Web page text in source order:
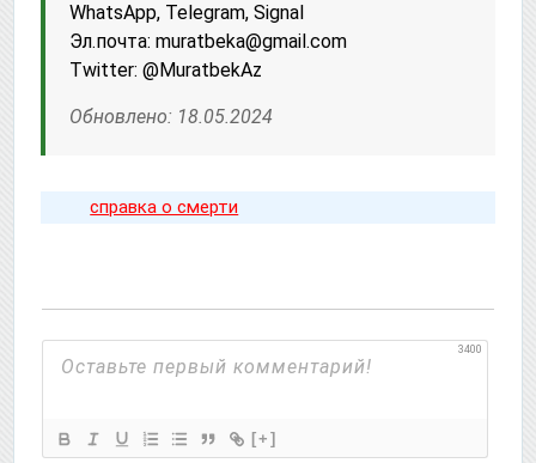
WhatsApp, Telegram, Signal
Эл.почта: muratbeka@gmail.com
Twitter: @MuratbekAz
Обновлено: 18.05.2024
справка о смерти
3400
[+]